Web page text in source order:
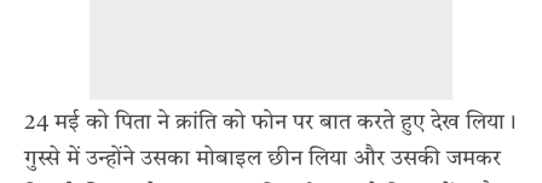
24 मई को पिता ने क्रांति को फोन पर बात करते हुए देख लिया।
गुस्से में उन्होंने उसका मोबाइल छीन लिया और उसकी जमकर